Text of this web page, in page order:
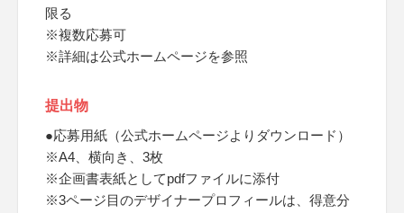
限る
※複数応募可
※詳細は公式ホームページを参照
提出物
●応募用紙（公式ホームページよりダウンロード）
※A4、横向き、3枚
※企画書表紙としてpdfファイルに添付
※3ページ目のデザイナープロフィールは、得意分